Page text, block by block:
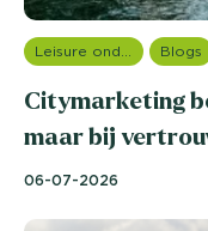
Blogs
Citymarketing
maar bij
06-07-2026